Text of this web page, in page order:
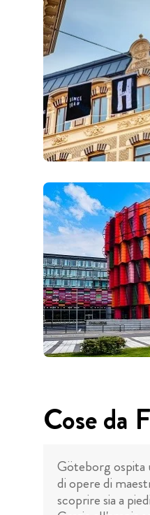
Cose da
Göteborg ospita
di opere di
scoprire sia a